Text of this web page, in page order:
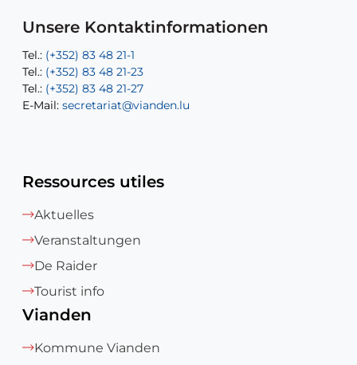
Unsere Kontaktinformationen
Tel.: (+352) 83 48 21-1
Tel.: (+352) 83 48 21-23
Tel.: (+352) 83 48 21-27
E-Mail: secretariat@vianden.lu
Tel.: (+352) 83 48 21-20
Tel.: (+352) 83 48 21-22
E-Mail:sofia.carvalho@vianden.lu
E-Mail: diane.storn@vianden.lu
E-Mail:jos.cormemans@vianden.lu
E-Mail:atelier@vianden.lu
Ressources utiles
Aktuelles
Veranstaltungen
De Raider
Tourist info
Vianden
Kommune Vianden